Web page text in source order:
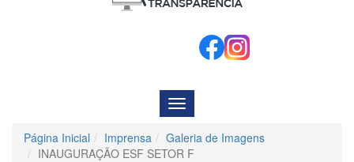
Menu
de
Navegação
Página Inicial Imprensa
Galeria de Imagens
INAUGURAÇÃO ESF SETOR F